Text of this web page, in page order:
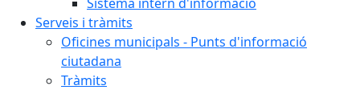
Serveis i tràmits
Oficines municipals - Punts d'informació
ciutadana
Tràmits